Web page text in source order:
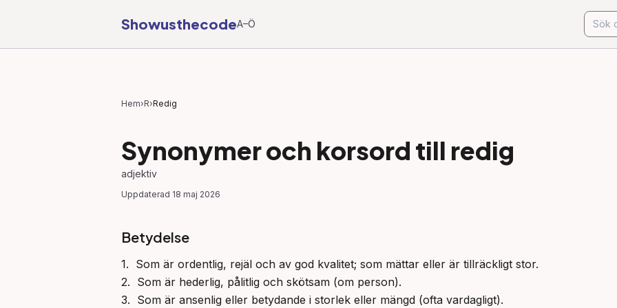
ShowusthecodeA–Ö
Hem›R›Redig
Synonymer och korsord till redig
adjektiv
Uppdaterad 18 maj 2026
Betydelse
1.  Som är ordentlig, rejäl och av god kvalitet; som mättar eller är tillräckligt stor.
2.  Som är hederlig, pålitlig och skötsam (om person).
3.  Som är ansenlig eller betydande i storlek eller mängd (ofta vardagligt).